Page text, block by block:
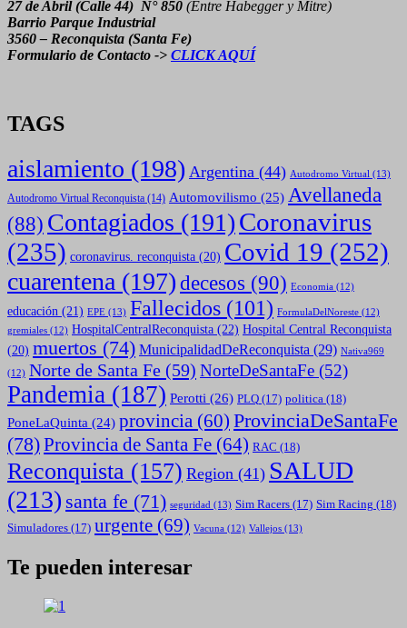
27 de Abril (Calle 44) N° 850 (Entre Habegger y Mitre)
Barrio Parque Industrial
3560 – Reconquista (Santa Fe)
Formulario de Contacto -> CLICK AQUÍ
TAGS
aislamiento (198) Argentina (44) Autodromo Virtual (13)
Autodromo Virtual Reconquista (14) Automovilismo (25) Avellaneda
(88) Contagiados (191)Coronavirus
(235) coronavirus. reconquista (20) Covid 19 (252)
cuarentena (197) decesos (90) Economia (12)
educación (21) EPE (13) Fallecidos (101) FormulaDelNoreste (12)
gremiales (12) HospitalCentralReconquista (22) Hospital Central Reconquista
(20) muertos (74) MunicipalidadDeReconquista (29) Nativa969
(12) Norte de Santa Fe (59) NorteDeSantaFe (52)
Pandemia (187) Perotti (26) PLQ (17) politica (18)
PoneLaQuinta (24) provincia (60) ProvinciaDeSantaFe
(78)Provincia de Santa Fe (64) RAC (18)
Reconquista (157) Region (41) SALUD
(213) santa fe (71) seguridad (13) Sim Racers (17) Sim Racing (18)
Simuladores (17) urgente (69) Vacuna (12) Vallejos (13)
Te pueden interesar